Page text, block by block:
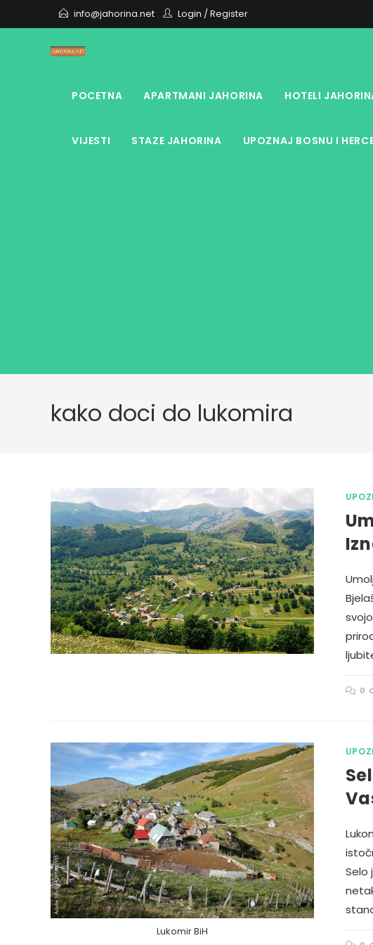
to
info@jahorina.net Login /Register
POCETNA APARTMANI JAHORINA HOTELI
VIJESTI STAZE JAHORINA UPOZNAJ BOSNU I
kako doci do lukomira
0
Lukomir BiH
Selo